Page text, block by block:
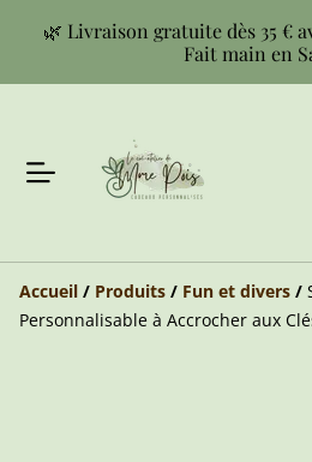
🌿 Livraison gratuite dès 35 €
Fait main en
Accueil / Produits / Fun et divers /
Personnalisable à Accrocher aux